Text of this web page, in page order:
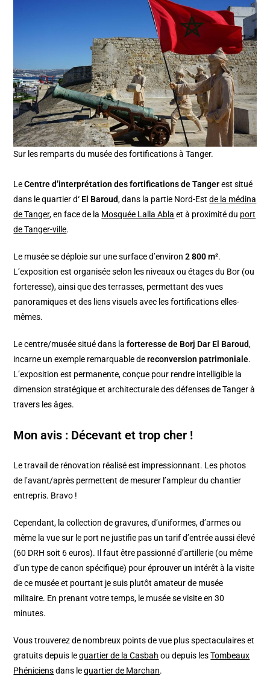
Sur les remparts du musée des fortifications à Tanger.
LeCentre d’interprétation des fortifications de Tangerest situé
dans le quartier d‘ El Baroud, dans la partie Nord-Estde la médina
de Tanger, en face de la Mosquée Lalla Abla et à proximité du port
de Tanger-ville.
Le musée se déploie sur une surface d’environ2 800 m².
L’exposition est organisée selon les niveaux ou étages du Bor (ou
forteresse), ainsi que des terrasses, permettant des vues
panoramiques et des liens visuels avec les fortifications elles-
mêmes.
Le centre/musée situé dans laforteresse de Borj Dar El Baroud,
incarne un exemple remarquable dereconversion patrimoniale.
L’exposition est permanente, conçue pour rendre intelligible la
dimension stratégique et architecturale des défenses de Tanger à
travers les âges.
Mon avis : Décevant et trop cher !
Le travail de rénovation réalisé est impressionnant. Les photos
de l’avant/après permettent de mesurer l’ampleur du chantier
entrepris. Bravo !
Cependant, la collection de gravures, d’uniformes, d’armes ou
même la vue sur le port ne justifie pas un tarif d’entrée aussi élevé
(60 DRH soit 6 euros). Il faut être passionné d’artillerie (ou même
d’un type de canon spécifique) pour éprouver un intérêt à la visite
de ce musée et pourtant je suis plutôt amateur de musée
militaire. En prenant votre temps, le musée se visite en 30
minutes.
Vous trouverez de nombreux points de vue plus spectaculaires et
gratuits depuis lequartier de la Casbah ou depuis lesTombeaux
Phéniciensdans lequartier de Marchan.